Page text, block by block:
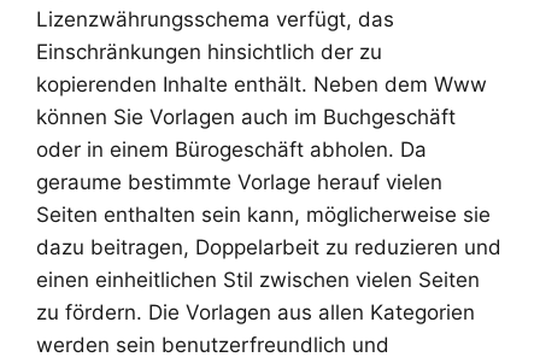
Lizenzwährungsschema verfügt, das
Einschränkungen hinsichtlich der zu
kopierenden Inhalte enthält. Neben dem Www
können Sie Vorlagen auch im Buchgeschäft
oder in einem Bürogeschäft abholen. Da
geraume bestimmte Vorlage herauf vielen
Seiten enthalten sein kann, möglicherweise sie
dazu beitragen, Doppelarbeit zu reduzieren und
einen einheitlichen Stil zwischen vielen Seiten
zu fördern. Die Vorlagen aus allen Kategorien
werden sein benutzerfreundlich und